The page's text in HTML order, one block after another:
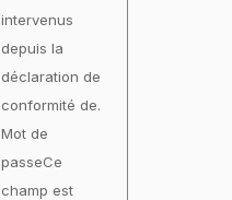
intervenus
depuis la
déclaration de
conformité de.
Mot de
passeCe
champ est